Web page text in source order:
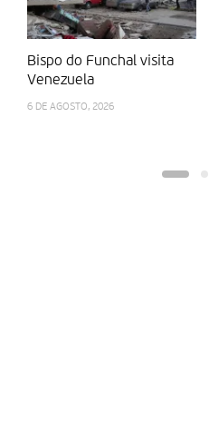
Bispo do Funchal visita
Venezuela
6 DE AGOSTO, 2026